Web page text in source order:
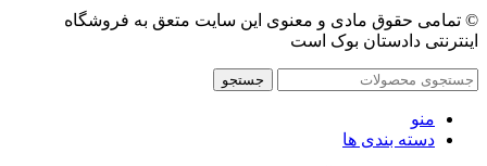
© تمامی حقوق مادی و معنوی این سایت متعق به فروشگاه
اینترنتی دادستان بوک است
جستجو
منو
دسته بندی ها